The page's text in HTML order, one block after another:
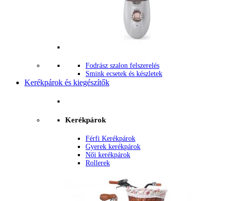
Fodrász szalon felszerelés
Smink ecsetek és készletek
Kerékpárok és kiegészítők
Kerékpárok
Férfi Kerékpárok
Gyerek kerékpárok
Női kerékpárok
Rollerek